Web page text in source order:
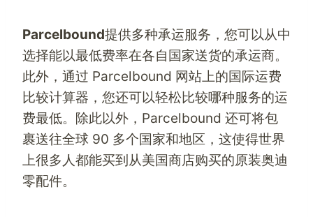
Parcelbound提供多种承运服务，您可以从中
选择能以最低费率在各自国家送货的承运商。
此外，通过 Parcelbound 网站上的国际运费
比较计算器 ，您还可以轻松比较哪种服务的运
费最低。除此以外， Parcelbound 还可将包
裹送往全球 90 多个国家和地区，这使得世界
上很多人都能买到从美国商店购买的原装奥迪
零配件。